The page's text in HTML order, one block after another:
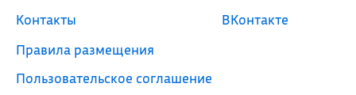
Контакты
Правила размещения
Пользовательское соглашение
ВКонтакте